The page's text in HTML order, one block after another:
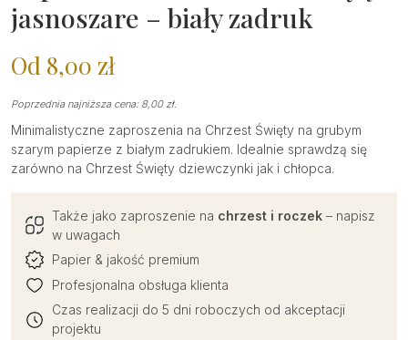
jasnoszare – biały zadruk
Od 8,00 zł
Poprzednia najniższa cena: 8,00 zł.
Minimalistyczne zaproszenia na Chrzest Święty na grubym
szarym papierze z białym zadrukiem. Idealnie sprawdzą się
zarówno na Chrzest Święty dziewczynki jak i chłopca.
Także jako zaproszenie na chrzest i roczek – napisz
w uwagach
Papier & jakość premium
Profesjonalna obsługa klienta
Czas realizacji do 5 dni roboczych od akceptacji
projektu